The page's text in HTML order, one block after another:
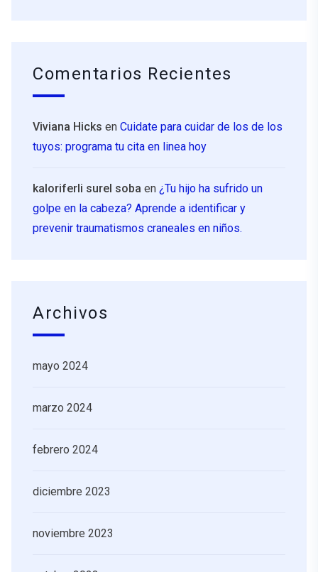
Comentarios Recientes
Viviana Hicks en Cuidate para cuidar de los de los
tuyos: programa tu cita en linea hoy
kaloriferli surel soba en ¿Tu hijo ha sufrido un
golpe en la cabeza? Aprende a identificar y
prevenir traumatismos craneales en niños.
Archivos
mayo 2024
marzo 2024
febrero 2024
diciembre 2023
noviembre 2023